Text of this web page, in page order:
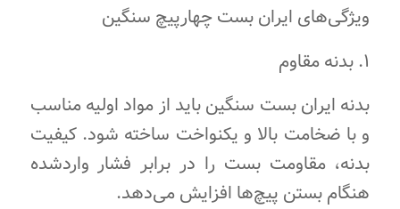
ویژگی‌های ایران بست چهارپیچ سنگین
۱. بدنه مقاوم
بدنه ایران بست سنگین باید از مواد اولیه مناسب
و با ضخامت بالا و یکنواخت ساخته شود. کیفیت
بدنه، مقاومت بست را در برابر فشار واردشده
هنگام بستن پیچ‌ها افزایش می‌دهد.